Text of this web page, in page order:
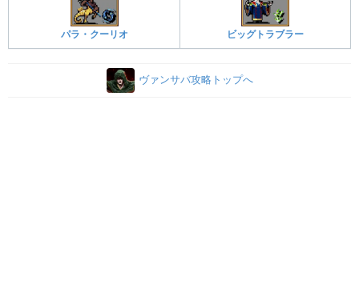
パラ・クーリオ ビッグトラブラー
ヴァンサバ攻略トップへ